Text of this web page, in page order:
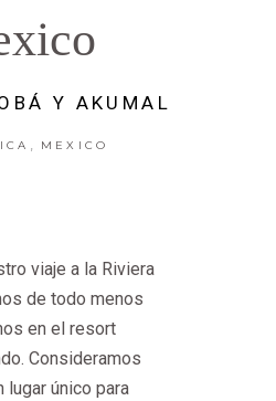
Y AKUMAL
, MEXICO
viaje a la Riviera
de todo menos
en el resort
Consideramos
lugar único para